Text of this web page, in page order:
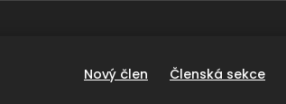
Nový člen Členská sekce